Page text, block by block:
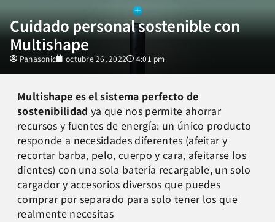
Cuidado personal sostenible con
Multishape
Panasonic octubre 26, 2022 4:01 pm
Multishape es el sistema perfecto de
sostenibilidad ya que nos permite ahorrar
recursos y fuentes de energía: un único producto
responde a necesidades diferentes (afeitar y
recortar barba, pelo, cuerpo y cara, afeitarse los
dientes) con una sola batería recargable, un solo
cargador y accesorios diversos que puedes
comprar por separado para solo tener los que
realmente necesitas